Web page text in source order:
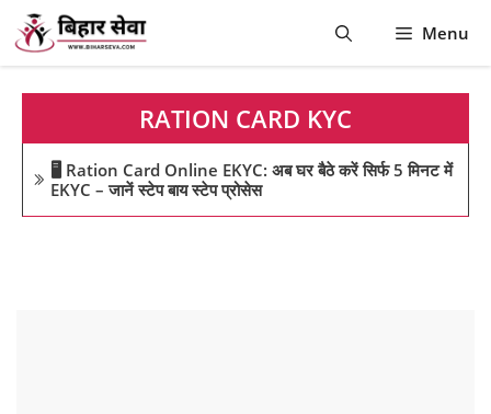
Skip
content
Menu
RATION CARD KYC
🖥️ Ration Card Online EKYC: अब घर बैठे करें सिर्फ 5 मिनट में
EKYC – जानें स्टेप बाय स्टेप प्रोसेस